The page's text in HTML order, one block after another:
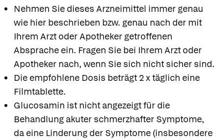
Nehmen Sie dieses Arzneimittel immer genau
wie hier beschrieben bzw. genau nach der mit
Ihrem Arzt oder Apotheker getroffenen
Absprache ein. Fragen Sie bei Ihrem Arzt oder
Apotheker nach, wenn Sie sich nicht sicher sind.
Die empfohlene Dosis beträgt 2 x täglich eine
Filmtablette.
Glucosamin ist nicht angezeigt für die
Behandlung akuter schmerzhafter Symptome,
da eine Linderung der Symptome (insbesondere